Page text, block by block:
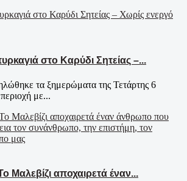
στο Καρύδι Σητείας –...
τα ξημερώματα της Τετάρτης 6
με...
Μαλεβίζι αποχαιρετά έναν...